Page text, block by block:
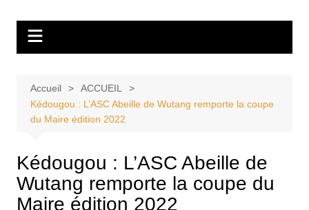
contenu
Tvdescollines
Accueil
ACCUEIL
Kédougou : L’ASC Abeille de Wutang remporte la coupe
du Maire édition 2022
Kédougou : L’ASC Abeille de
Wutang remporte la coupe du
Maire édition 2022